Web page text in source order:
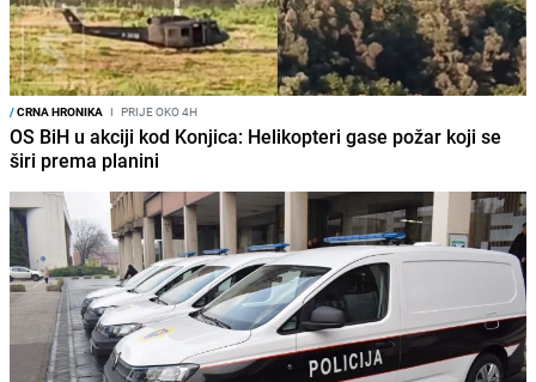
/CRNA HRONIKA I PRIJE OKO 4H
OS BiH u akciji kod Konjica: Helikopteri gase požar koji se
širi prema planini